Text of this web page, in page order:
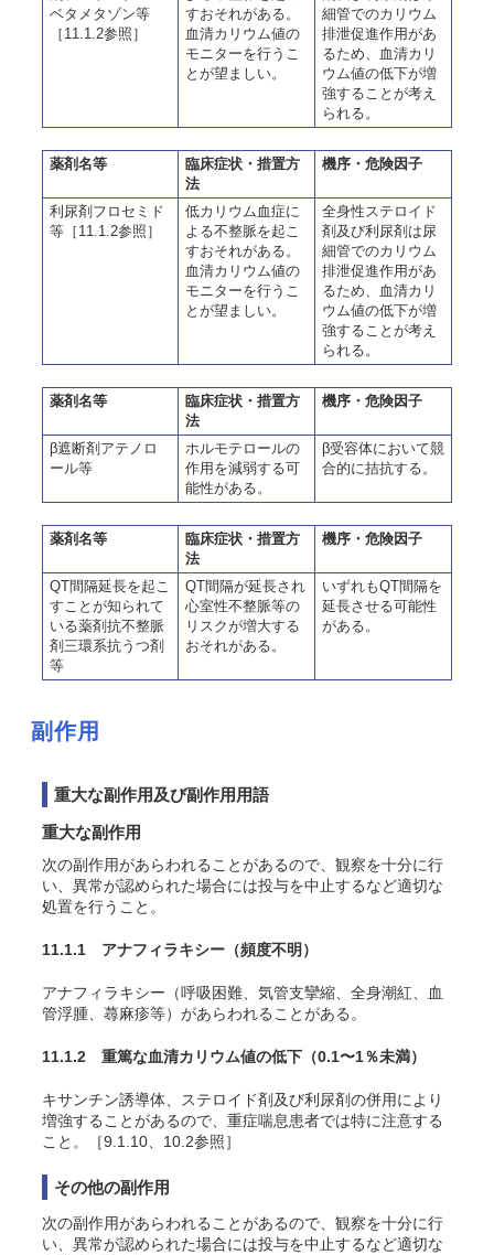
ベタメタゾン等
［11.1.2参照］
すおそれがある。
血清カリウム値の
モニターを行うこ
とが望ましい。
細管でのカリウム
排泄促進作用があ
るため、血清カリ
ウム値の低下が増
強することが考え
られる。
薬剤名等
臨床症状・措置方
法
機序・危険因子
利尿剤フロセミド
等［11.1.2参照］
低カリウム血症に
よる不整脈を起こ
すおそれがある。
血清カリウム値の
モニターを行うこ
とが望ましい。
全身性ステロイド
剤及び利尿剤は尿
細管でのカリウム
排泄促進作用があ
るため、血清カリ
ウム値の低下が増
強することが考え
られる。
薬剤名等
臨床症状・措置方
法
機序・危険因子
β遮断剤アテノロ
ール等
ホルモテロールの
作用を減弱する可
能性がある。
β受容体において競
合的に拮抗する。
薬剤名等
臨床症状・措置方
法
機序・危険因子
QT間隔延長を起こ
すことが知られて
いる薬剤抗不整脈
剤三環系抗うつ剤
等
QT間隔が延長され
心室性不整脈等の
リスクが増大する
おそれがある。
いずれもQT間隔を
延長させる可能性
がある。
副作用
重大な副作用及び副作用用語
重大な副作用
次の副作用があらわれることがあるので、観察を十分に行
い、異常が認められた場合には投与を中止するなど適切な
処置を行うこと。
11.1.1 アナフィラキシー （頻度不明）
アナフィラキシー（呼吸困難、気管支攣縮、全身潮紅、血
管浮腫、蕁麻疹等）があらわれることがある。
11.1.2 重篤な血清カリウム値の低下 （0.1〜1％未満）
キサンチン誘導体、ステロイド剤及び利尿剤の併用により
増強することがあるので、重症喘息患者では特に注意する
こと。［9.1.10、10.2参照］
その他の副作用
次の副作用があらわれることがあるので、観察を十分に行
い、異常が認められた場合には投与を中止するなど適切な